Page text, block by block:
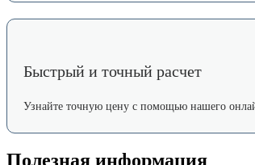
Быстрый и точный расчет
Узнайте точную цену с помощью нашего
Полезная информация